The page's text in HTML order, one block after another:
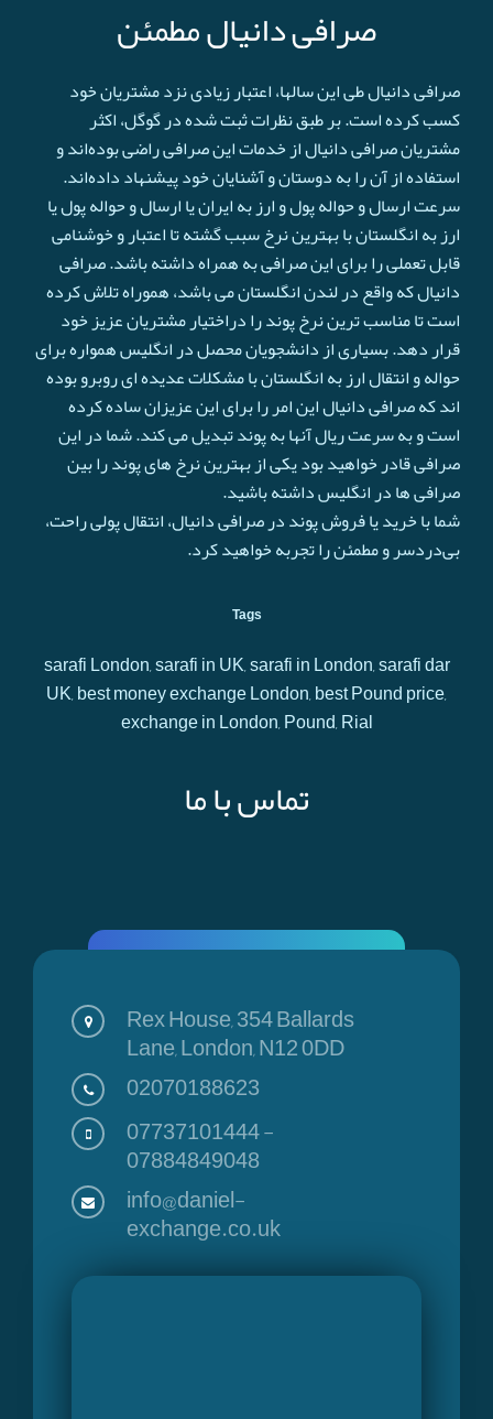
صرافی دانیال مطمئن
صرافی دانیال طی این سالها، اعتبار زیادی نزد مشتریان خود
کسب کرده است. بر طبق نظرات ثبت شده در گوگل، اکثر
مشتریان صرافی دانیال از خدمات این صرافی راضی بوده‌اند و
استفاده از آن را به دوستان و آشنایان خود پیشنهاد داده‌اند.
سرعت ارسال و حواله پول و ارز به ایران یا ارسال و حواله پول یا
ارز به انگلستان با بهترین نرخ سبب گشته تا اعتبار و خوشنامی
قابل تعملی را برای این صرافی به همراه داشته باشد. صرافی
دانیال که واقع در لندن انگلستان می باشد، هموراه تلاش کرده
است تا مناسب ترین نرخ پوند را دراختیار مشتریان عزیز خود
قرار دهد. بسیاری از دانشجویان محصل در انگلیس همواره برای
حواله و انتقال ارز به انگلستان با مشکلات عدیده ای روبرو بوده
اند که صرافی دانیال این امر را برای این عزیزان ساده کرده
است و به سرعت ريال آنها به پوند تبدیل می کند. شما در این
صرافی قادر خواهید بود یکی از بهترین نرخ های پوند را بین
صرافی ها در انگلیس داشته باشید.
شما با خرید یا فروش پوند در صرافی دانیال، انتقال پولی راحت،
بی‌دردسر و مطمئن را تجربه خواهید کرد.
Tags
sarafi London, sarafi in UK, sarafi in London, sarafi dar
UK, best money exchange London, best Pound price,
exchange in London, Pound, Rial
تماس با ما
Rex House, 354 Ballards
Lane, London, N12 0DD
02070188623
07737101444-
07884849048
info@daniel-
exchange.co.uk